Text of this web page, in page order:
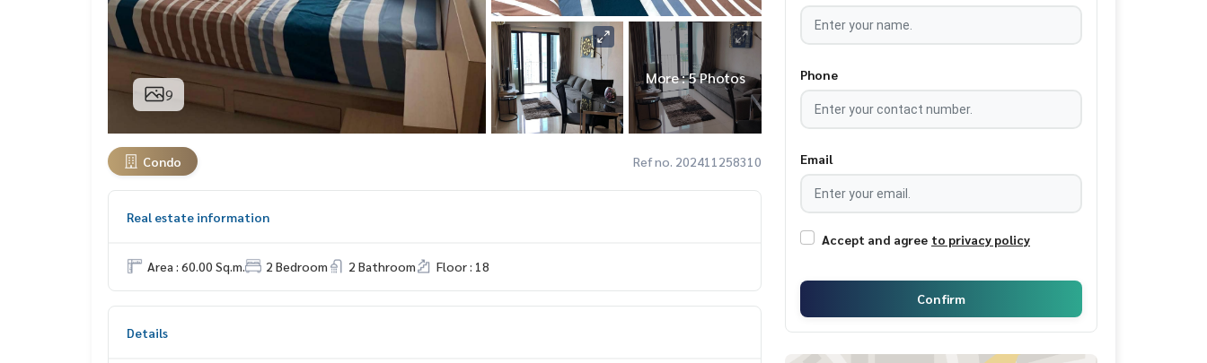
9
More : 5 Photos
Condo Ref no. 202411258310
Real estate information
Area : 60.00 Sq.m. 2 Bedroom 2 Bathroom Floor : 18
Details
Phone
Email
Accept and agree to privacy policy
Confirm